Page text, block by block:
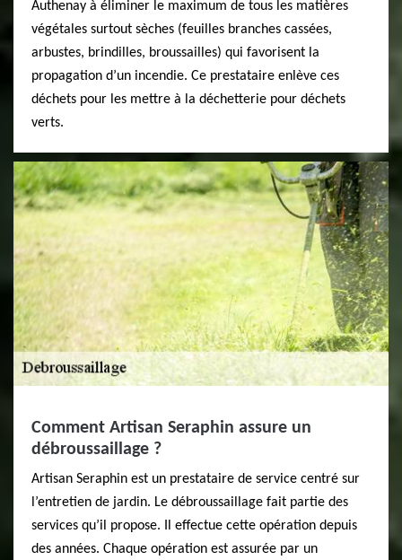
Authenay à éliminer le maximum de tous les matières
végétales surtout sèches (feuilles branches cassées,
arbustes, brindilles, broussailles) qui favorisent la
propagation d’un incendie. Ce prestataire enlève ces
déchets pour les mettre à la déchetterie pour déchets
verts.
Comment Artisan Seraphin assure un
débroussaillage ?
Artisan Seraphin est un prestataire de service centré sur
l’entretien de jardin. Le débroussaillage fait partie des
services qu’il propose. Il effectue cette opération depuis
des années. Chaque opération est assurée par un